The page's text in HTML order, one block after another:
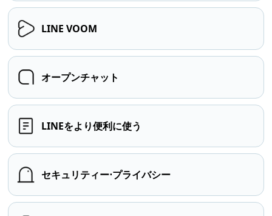
LINE VOOM
オープンチャット
LINEをより便利に使う
セキュリティー⋅プライバシー